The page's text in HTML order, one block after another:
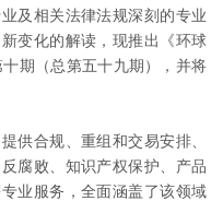
及相关法律法规深刻的专业
变化的解读，现推出《环球
期（总第五十九期），并将
供合规、重组和交易安排、
腐败、知识产权保护、产品
业服务，全面涵盖了该领域